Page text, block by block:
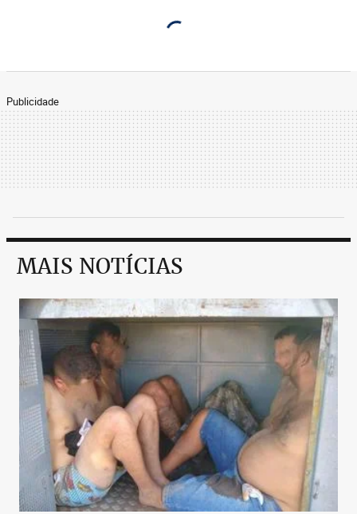
Publicidade
MAIS NOTÍCIAS